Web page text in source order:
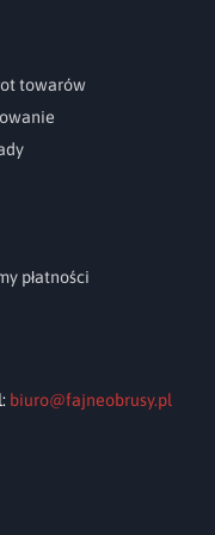
towarów
płatności
biuro@fajneobrusy.pl